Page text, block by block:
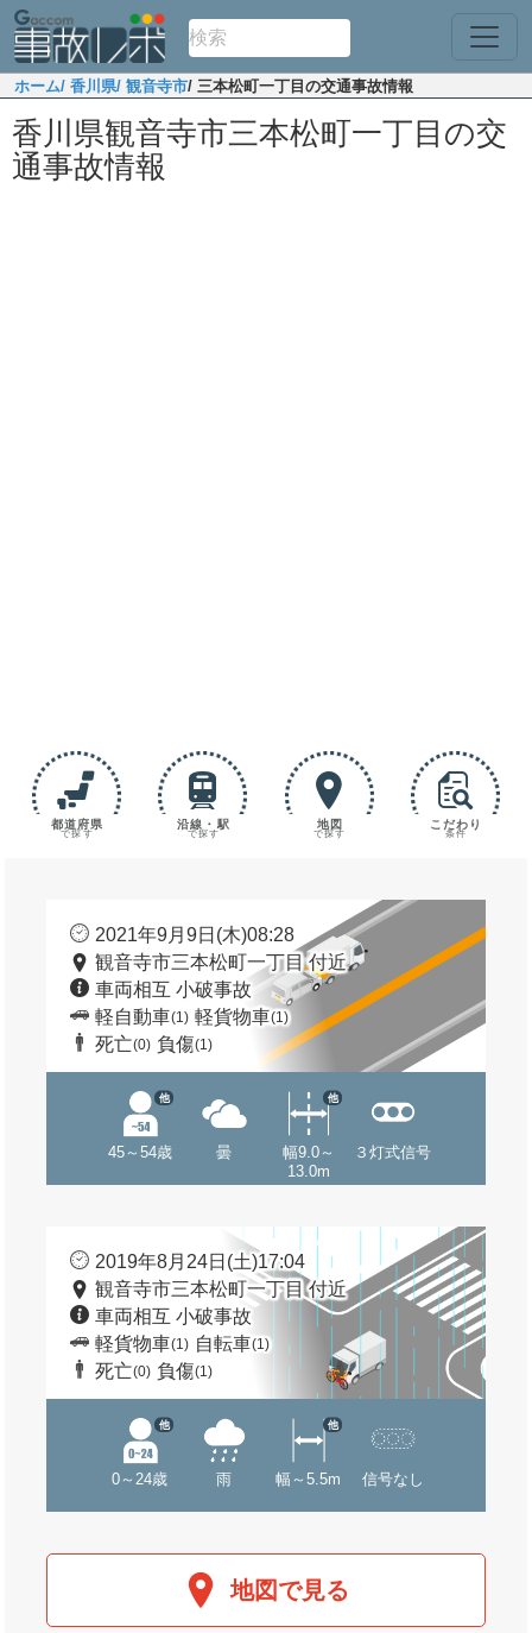
ホーム/ 香川県/ 観音寺市/ 三本松町一丁目の交通事故情報
香川県観音寺市三本松町一丁目の交
通事故情報
都道府県
で探す
沿線・駅
で探す
地図
で探す
こだわり
条件
2021年9月9日(木)08:28
観音寺市三本松町一丁目 付近
車両相互 小破事故
軽自動車(1) 軽貨物車(1)
死亡(0) 負傷(1)
45～54歳
他
曇
幅9.0～
13.0m
他
３灯式信号
2019年8月24日(土)17:04
観音寺市三本松町一丁目 付近
車両相互 小破事故
軽貨物車(1) 自転車(1)
死亡(0) 負傷(1)
0～24歳
他
雨 幅～5.5m
他
信号なし
地図で見る